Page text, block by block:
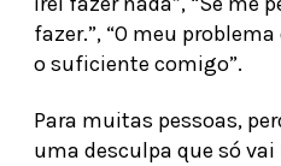
fazer.”, “O meu
o suficiente comigo”.
Para muitas pessoas,
uma desculpa que só vai